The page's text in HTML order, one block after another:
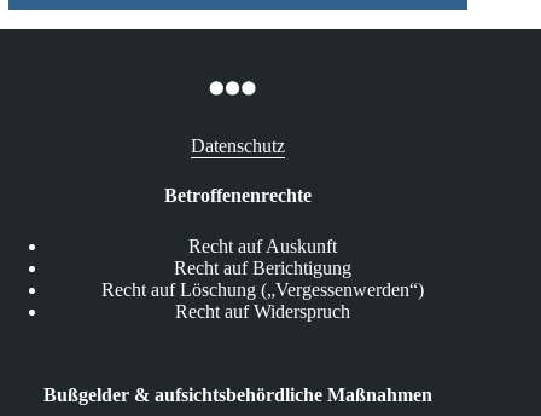
Datenschutz
Betroffenenrechte
Recht auf Auskunft
Recht auf Berichtigung
Recht auf Löschung („Vergessenwerden“)
Recht auf Widerspruch
Bußgelder & aufsichtsbehördliche Maßnahmen